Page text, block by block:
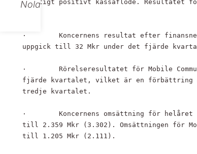
Nolato.
kraftigt positivt kassaflöde. Resultatet
·        Koncernens resultat efter
uppgick till 32 Mkr under det fjärde
·        Rörelseresultatet för Mobile
fjärde kvartalet, vilket är en förbättring
tredje kvartalet.
·        Koncernens omsättning för helåret
till 2.359 Mkr (3.302). Omsättningen för
till 1.205 Mkr (2.111).